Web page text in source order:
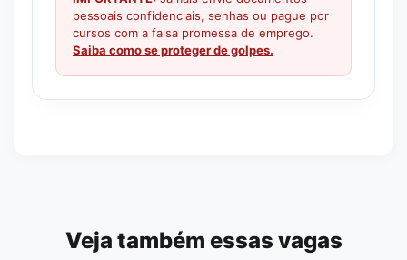
pessoais confidenciais, senhas ou pague por
cursos com a falsa promessa de emprego.
Saiba como se proteger de golpes.
Veja também essas vagas